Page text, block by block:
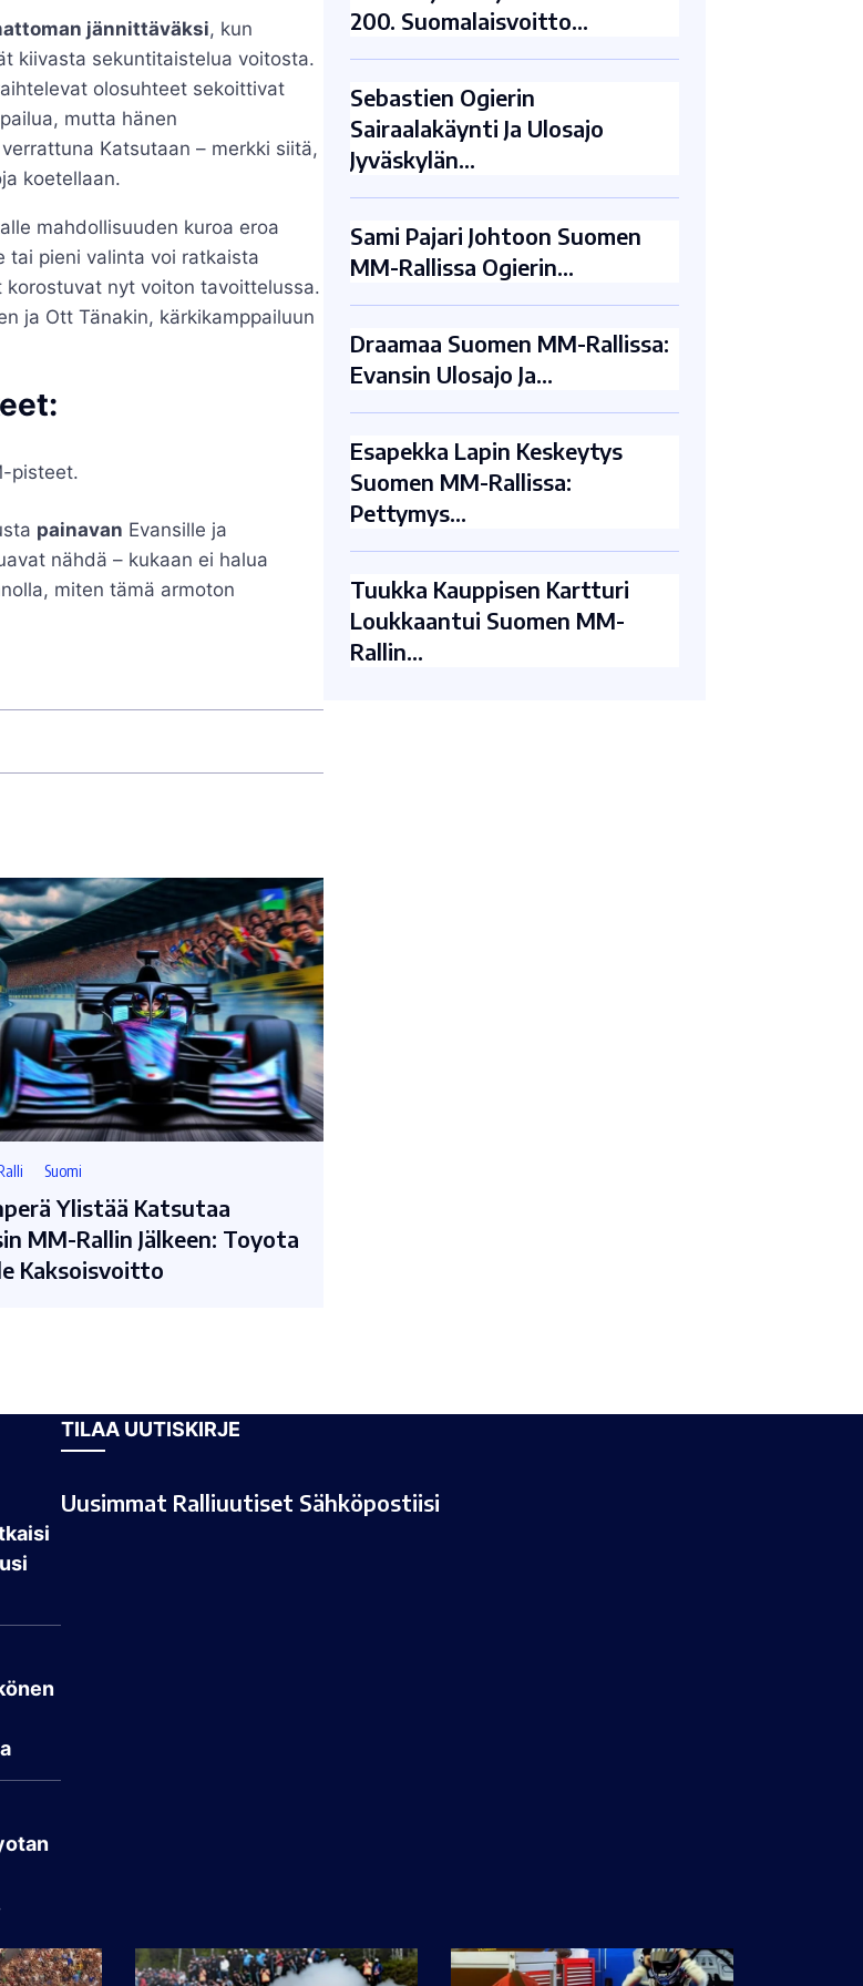
jännittäväksi, kun
kiivasta sekuntitaistelua voitosta.
olosuhteet sekoittivat
mutta hänen
Katsutaan – merkki siitä,
koetellaan.
mahdollisuuden kuroa eroa
tai pieni valinta voi ratkaista
nyt voiton tavoittelussa.
ja Ott Tänakin, kärkikamppailuun
pisteet.
painavan Evansille ja
nähdä – kukaan ei halua
miten tämä armoton
Suomi
Ylistää Katsutaa
MM-Rallin Jälkeen: Toyota
Kaksoisvoitto
200. Suomalaisvoitto…
Sebastien Ogierin
Sairaalakäynti Ja Ulosajo
Jyväskylän…
Sami Pajari Johtoon Suomen
MM-Rallissa Ogierin…
Draamaa Suomen MM-Rallissa:
Evansin Ulosajo Ja…
Esapekka Lapin Keskeytys
Suomen MM-Rallissa:
Pettymys…
Tuukka Kauppisen Kartturi
Loukkaantui Suomen MM-
Rallin…
TILAA UUTISKIRJE
Uusimmat Ralliuutiset Sähköpostiisi